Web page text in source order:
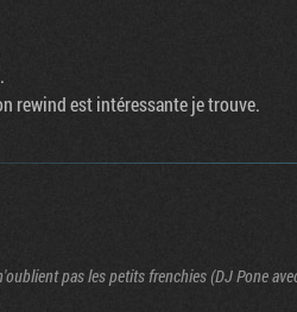
rewind est intéressante je trouve.
pas les petits frenchies (DJ Pone